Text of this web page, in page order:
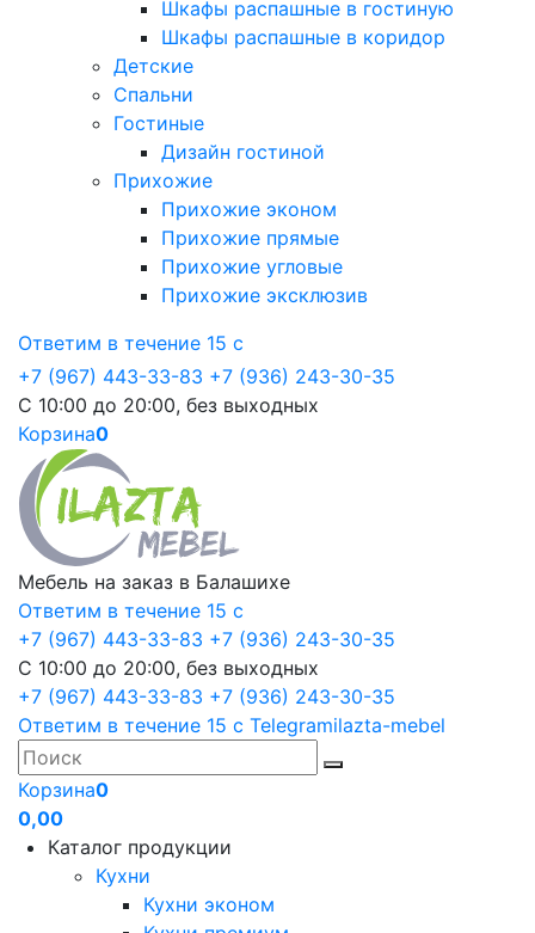
Шкафы распашные в гостиную
Шкафы распашные в коридор
Детские
Спальни
Гостиные
Дизайн гостиной
Прихожие
Прихожие эконом
Прихожие прямые
Прихожие угловые
Прихожие эксклюзив
Ответим в течение 15 с
+7 (967) 443-33-83 +7 (936) 243-30-35
С 10:00 до 20:00, без выходных
Корзина0
Мебель на заказ в Балашихе
Ответим в течение 15 с
+7 (967) 443-33-83 +7 (936) 243-30-35
С 10:00 до 20:00, без выходных
+7 (967) 443-33-83 +7 (936) 243-30-35
Ответим в течение 15 с Telegramilazta-mebel
Корзина0
0,00
Каталог продукции
Кухни
Кухни эконом